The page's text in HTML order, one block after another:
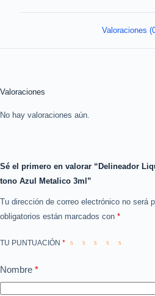
Valoraciones
Valoraciones
No hay valoraciones aún.
Sé el primero en valorar “Delineador
tono Azul Metalico 3ml”
Tu dirección de correo electrónico no será
obligatorios están marcados con *
TU PUNTUACIÓN *
Nombre *